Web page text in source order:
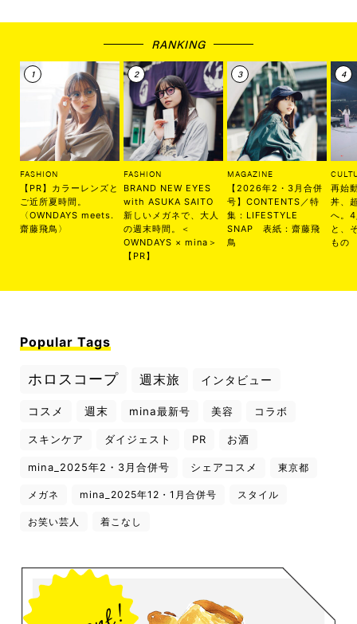
RANKING
FASHION
【PR】カラーレンズと
ご近所夏時間。
〈OWNDAYS meets.
齋藤飛鳥〉
FASHION
BRAND NEW EYES
with ASUKA SAITO
新しいメガネで、大人
の週末時間。＜
OWNDAYS × mina＞
【PR】
MAGAZINE
【2026年2・3月合併
号】CONTENTS／特
集：LIFESTYLE
SNAP 表紙：齋藤飛
鳥
再始
丼、
へ。
と、
もの
Popular Tags
ホロスコープ 週末旅 インタビュー
コスメ 週末 mina最新号 美容 コラボ
スキンケア ダイジェスト PR お酒
mina_2025年2・3月合併号 シェアコスメ 東京都
メガネ mina_2025年12・1月合併号 スタイル
お笑い芸人 着こなし